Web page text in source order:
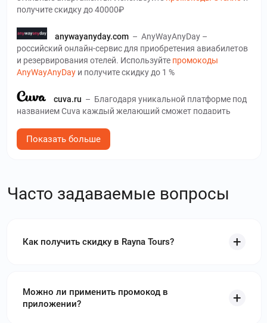
получите скидку до 40000₽
anywayanyday.com– AnyWayAnyDay –
российский онлайн-сервис для приобретения авиабилетов
и резервирования отелей. Используйте промокоды
AnyWayAnyDay и получите скидку до 1 %
cuva.ru – Благодаря уникальной платформе под
названием Сuva каждый желающий сможет подарить
Используйте промокоды Cuva
регионе страны. Используйте
получите скидку до 50 %
для тех, планирует отпуск или поездку. Используйте
промокоды вОтпуск и получите скидку до 5 %
российский туроператор, работающий с 1929 года.
промокоды Интурист
и получите скидку до
1500000₽
Показать больше
Часто задаваемые вопросы
Как получить скидку в Rayna Tours?
Можно ли применить промокод в
приложении?